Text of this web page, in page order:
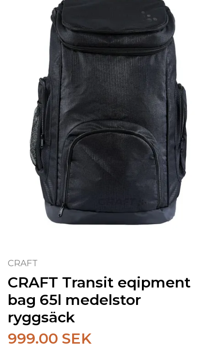
CRAFT
CRAFT Transit eqipment
bag 65l medelstor
ryggsäck
999.00 SEK